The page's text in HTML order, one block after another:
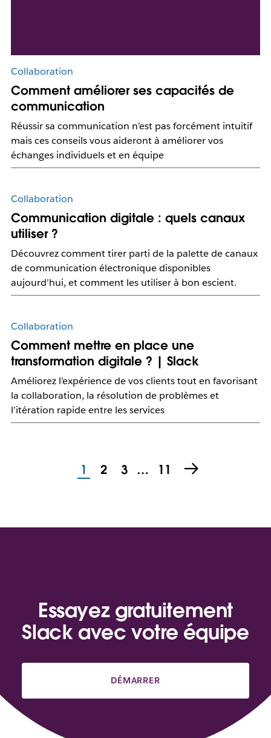
Collaboration
Comment améliorer ses capacités de
communication
Réussir sa communication n’est pas forcément intuitif
mais ces conseils vous aideront à améliorer vos
échanges individuels et en équipe
Collaboration
Communication digitale : quels canaux
utiliser ?
Découvrez comment tirer parti de la palette de canaux
de communication électronique disponibles
aujourd’hui, et comment les utiliser à bon escient.
Collaboration
Comment mettre en place une
transformation digitale ? | Slack
Améliorez l’expérience de vos clients tout en favorisant
la collaboration, la résolution de problèmes et
l’itération rapide entre les services
1 2 3 … 11
Essayez gratuitement
Slack avec votre équipe
DÉMARRER